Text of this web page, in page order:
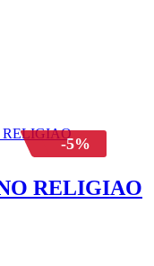
-5%
RELIGIAO